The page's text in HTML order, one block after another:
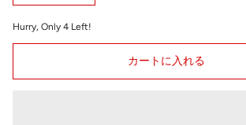
Hurry, Only 4 Left!
カートに入れる